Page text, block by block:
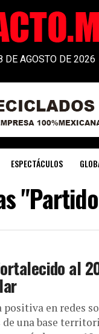
DE AGOSTO DE 2026
ESPECTÁCULOS
al
en redes
de una base